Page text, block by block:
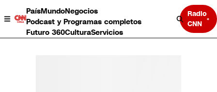
PaísMundoNegocios
Podcast y Programas completos
Futuro 360CulturaServicios
Radio
CNN